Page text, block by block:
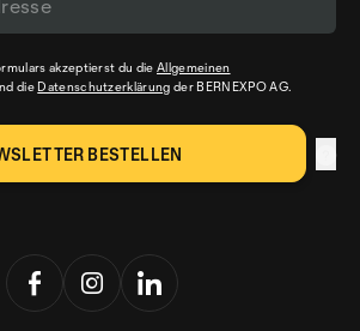
akzeptierst du dieAllgemeinen
die Datenschutzerklärung der BERNEXPO AG.